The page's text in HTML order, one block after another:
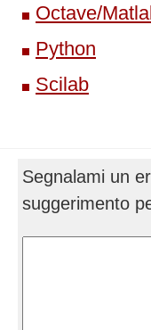
Octave/
Python
Scilab
Segnalami un
suggerimento